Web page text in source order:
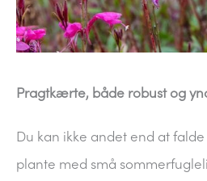
Pragtkærte, både robust og
Du kan ikke andet end at
plante med små